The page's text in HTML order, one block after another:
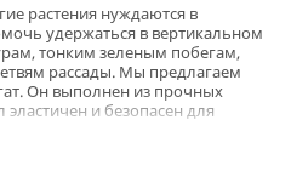
растения нуждаются в
удержаться в вертикальном
тонким зеленым побегам,
рассады. Мы предлагаем
Он выполнен из прочных
и безопасен для
в окружающую среду. Он